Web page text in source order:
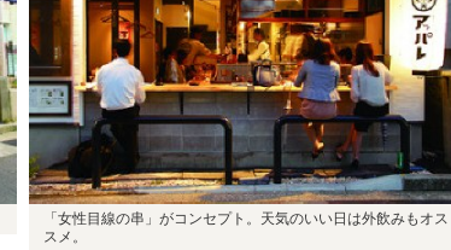
「女性目線の串」がコンセプト。天気のいい日は外飲みもオス
スメ。